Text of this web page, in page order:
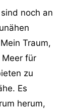
noch an
Traum,
Meer für
zu
Es
herum,